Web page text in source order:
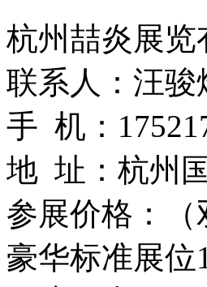
杭州喆炎展览
联系人：汪骏
手 机：
地 址：杭州
参展价格：（
豪华标准展位